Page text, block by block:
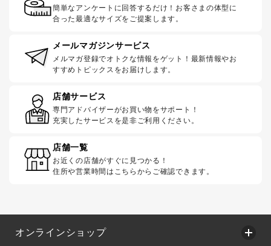
簡単なアンケートに回答するだけ！お客さまの体型に
合った最適なサイズをご提案します。
メールマガジンサービス
メルマガ登録でオトクな情報をゲット！最新情報やお
すすめトピックスをお届けします。
店舗サービス
専門アドバイザーがお買い物をサポート！
充実したサービスを是非ご利用ください。
店舗一覧
お近くの店舗がすぐに見つかる！
住所や営業時間はこちらからご確認できます。
オンラインショップ